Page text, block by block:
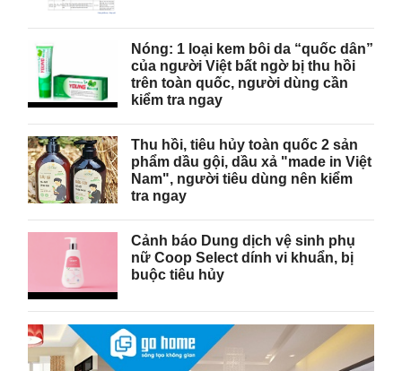
Nóng: 1 loại kem bôi da “quốc dân”
của người Việt bất ngờ bị thu hồi
trên toàn quốc, người dùng cần
kiểm tra ngay
Thu hồi, tiêu hủy toàn quốc 2 sản
phẩm dầu gội, dầu xả "made in Việt
Nam", người tiêu dùng nên kiểm
tra ngay
Cảnh báo Dung dịch vệ sinh phụ
nữ Coop Select dính vi khuẩn, bị
buộc tiêu hủy